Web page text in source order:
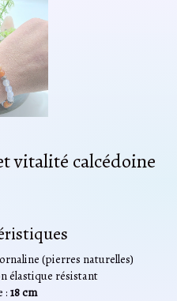
vitalité calcédoine
(pierres naturelles)
élastique résistant
: 18 cm